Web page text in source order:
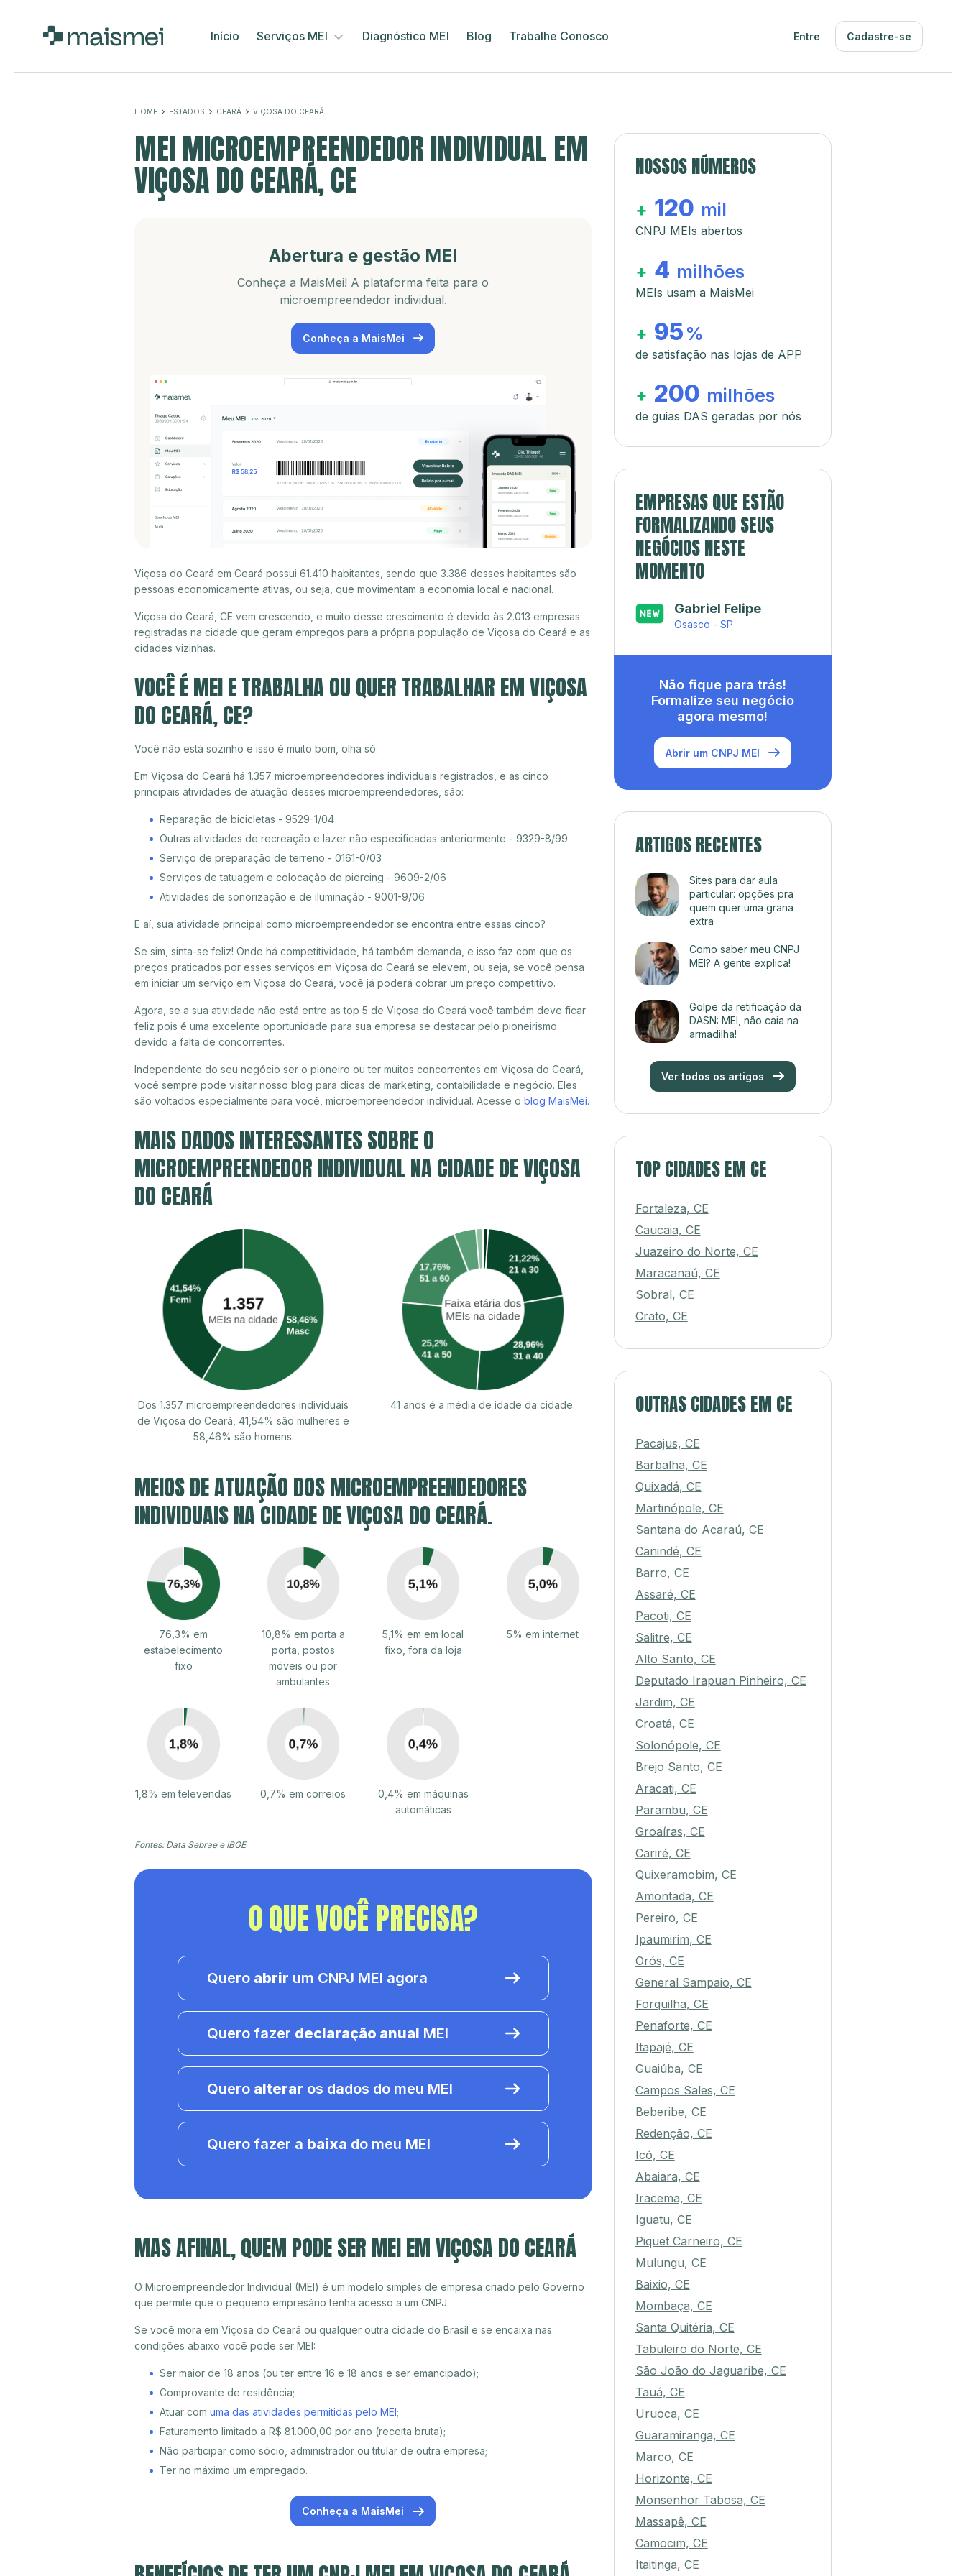
Início Serviços MEI Diagnóstico MEI Blog Trabalhe Conosco Entre Cadastre-se
HOME ESTADOS CEARÁ VIÇOSA DO CEARÁ
MEI MICROEMPREENDEDOR INDIVIDUAL EM
VIÇOSA DO CEARÁ, CE
Abertura e gestão MEI
Conheça a MaisMei! A plataforma feita para o
microempreendedor individual.
Conheça a MaisMei
Viçosa do Ceará em Ceará possui 61.410 habitantes, sendo que 3.386 desses habitantes são
pessoas economicamente ativas, ou seja, que movimentam a economia local e nacional.
Viçosa do Ceará, CE vem crescendo, e muito desse crescimento é devido às 2.013 empresas
registradas na cidade que geram empregos para a própria população de Viçosa do Ceará e as
cidades vizinhas.
VOCÊ É MEI E TRABALHA OU QUER TRABALHAR EM VIÇOSA
DO CEARÁ, CE?
Você não está sozinho e isso é muito bom, olha só:
Em Viçosa do Ceará há 1.357 microempreendedores individuais registrados, e as cinco
principais atividades de atuação desses microempreendedores, são:
Reparação de bicicletas - 9529-1/04
Outras atividades de recreação e lazer não especificadas anteriormente - 9329-8/99
Serviço de preparação de terreno - 0161-0/03
Serviços de tatuagem e colocação de piercing - 9609-2/06
Atividades de sonorização e de iluminação - 9001-9/06
E aí, sua atividade principal como microempreendedor se encontra entre essas cinco?
Se sim, sinta-se feliz! Onde há competitividade, há também demanda, e isso faz com que os
preços praticados por esses serviços em Viçosa do Ceará se elevem, ou seja, se você pensa
em iniciar um serviço em Viçosa do Ceará, você já poderá cobrar um preço competitivo.
Agora, se a sua atividade não está entre as top 5 de Viçosa do Ceará você também deve ficar
feliz pois é uma excelente oportunidade para sua empresa se destacar pelo pioneirismo
devido a falta de concorrentes.
Independente do seu negócio ser o pioneiro ou ter muitos concorrentes em Viçosa do Ceará,
você sempre pode visitar nosso blog para dicas de marketing, contabilidade e negócio. Eles
são voltados especialmente para você, microempreendedor individual. Acesse o blog MaisMei.
MAIS DADOS INTERESSANTES SOBRE O
MICROEMPREENDEDOR INDIVIDUAL NA CIDADE DE VIÇOSA
DO CEARÁ
Dos 1.357 microempreendedores individuais
de Viçosa do Ceará, 41,54% são mulheres e
58,46% são homens.
41 anos é a média de idade da cidade.
MEIOS DE ATUAÇÃO DOS MICROEMPREENDEDORES
INDIVIDUAIS NA CIDADE DE VIÇOSA DO CEARÁ.
76,3% em
estabelecimento
fixo
10,8% em porta a
porta, postos
móveis ou por
ambulantes
5,1% em em local
fixo, fora da loja
5% em internet
1,8% em televendas 0,7% em correios
0,4% em máquinas
automáticas
Fontes: Data Sebrae e IBGE
O QUE VOCÊ PRECISA?
Quero abrir um CNPJ MEI agora
Quero fazer declaração anual MEI
Quero alterar os dados do meu MEI
Quero fazer a baixa do meu MEI
MAS AFINAL, QUEM PODE SER MEI EM VIÇOSA DO CEARÁ
O Microempreendedor Individual (MEI) é um modelo simples de empresa criado pelo Governo
que permite que o pequeno empresário tenha acesso a um CNPJ.
Se você mora em Viçosa do Ceará ou qualquer outra cidade do Brasil e se encaixa nas
condições abaixo você pode ser MEI:
Ser maior de 18 anos (ou ter entre 16 e 18 anos e ser emancipado);
Comprovante de residência;
Atuar com uma das atividades permitidas pelo MEI;
Faturamento limitado a R$ 81.000,00 por ano (receita bruta);
Não participar como sócio, administrador ou titular de outra empresa;
Ter no máximo um empregado.
Conheça a MaisMei
NOSSOS NÚMEROS
+ 120 mil
CNPJ MEIs abertos
+ 4 milhões
MEIs usam a MaisMei
+ 95 %
de satisfação nas lojas de APP
+ 200 milhões
de guias DAS geradas por nós
EMPRESAS QUE ESTÃO
FORMALIZANDO SEUS
NEGÓCIOS NESTE
MOMENTO
Japa’s açaí e
sorveteria
Não fique para trás!
Formalize seu negócio
Abrir um CNPJ MEI
ARTIGOS RECENTES
Sites para dar aula
particular: opções pra
quem quer uma grana
Como saber meu CNPJ
Golpe da retificação da
DASN: MEI, não caia na
Ver todos os artigos
TOP CIDADES EM CE
Fortaleza, CE
Caucaia, CE
Juazeiro do Norte, CE
Maracanaú, CE
Sobral, CE
OUTRAS CIDADES EM CE
Pacajus, CE
Barbalha, CE
Quixadá, CE
Martinópole, CE
Santana do Acaraú, CE
Canindé, CE
Barro, CE
Assaré, CE
Pacoti, CE
Salitre, CE
Alto Santo, CE
Deputado Irapuan Pinheiro, CE
Jardim, CE
Croatá, CE
Solonópole, CE
Brejo Santo, CE
Aracati, CE
Parambu, CE
Groaíras, CE
Cariré, CE
Quixeramobim, CE
Amontada, CE
Pereiro, CE
Ipaumirim, CE
Orós, CE
General Sampaio, CE
Forquilha, CE
Penaforte, CE
Itapajé, CE
Guaiúba, CE
Campos Sales, CE
Beberibe, CE
Redenção, CE
Icó, CE
Abaiara, CE
Iracema, CE
Iguatu, CE
Piquet Carneiro, CE
Mulungu, CE
Baixio, CE
Mombaça, CE
Santa Quitéria, CE
Tabuleiro do Norte, CE
São João do Jaguaribe, CE
Tauá, CE
Uruoca, CE
Guaramiranga, CE
Marco, CE
Horizonte, CE
Monsenhor Tabosa, CE
Massapê, CE
Camocim, CE